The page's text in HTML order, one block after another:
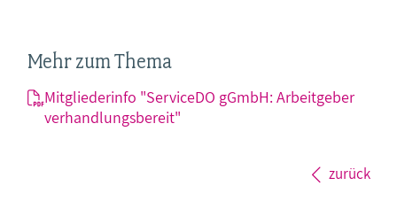
Mehr zum Thema
Mitgliederinfo "ServiceDO gGmbH: Arbeitgeber
verhandlungsbereit"
zurück